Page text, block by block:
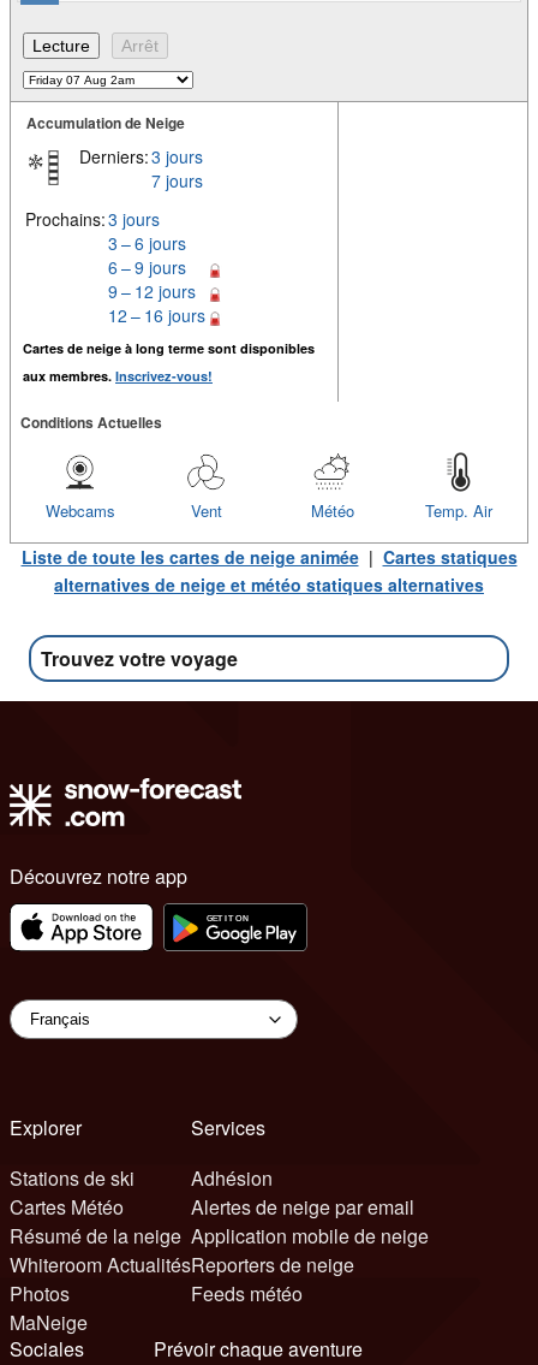
Accumulation de Neige
Derniers:3 jours
7 jours
Prochains:3 jours
3 – 6 jours
6 – 9 jours
9 – 12 jours
12 – 16 jours
Cartes de neige à long terme sont disponibles
aux membres. Inscrivez-vous!
Conditions Actuelles
Temp. Air
Météo
Vent
Webcams
Liste de toute les cartes de neige animée| Cartes statiques
alternatives de neige et météo statiques alternatives
Trouvez votre voyage
Découvrez notre app
Explorer
Stations de ski
Cartes Météo
Résumé de la neige
Whiteroom Actualités
Photos
MaNeige
Services
Adhésion
Alertes de neige par email
Application mobile de neige
Reporters de neige
Feeds météo
Sociales
Prévoir chaque aventure